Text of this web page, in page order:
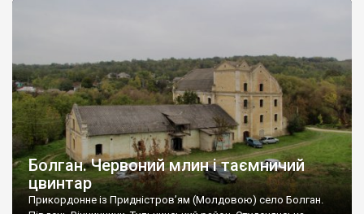
Болган. Червоний млин і таємничий
цвинтар
Прикордонне із Придністров’ям (Молдовою) село Болган.